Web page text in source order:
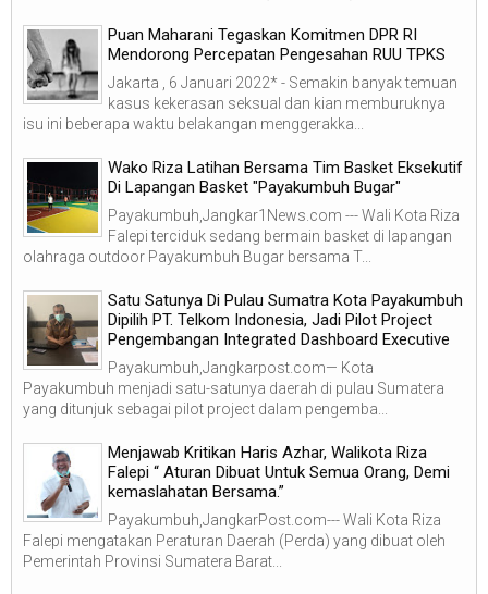
Puan Maharani Tegaskan Komitmen DPR RI
Mendorong Percepatan Pengesahan RUU TPKS
Jakarta , 6 Januari 2022* - Semakin banyak temuan
kasus kekerasan seksual dan kian memburuknya
isu ini beberapa waktu belakangan menggerakka...
Wako Riza Latihan Bersama Tim Basket Eksekutif
Di Lapangan Basket "Payakumbuh Bugar"
Payakumbuh,Jangkar1News.com --- Wali Kota Riza
Falepi terciduk sedang bermain basket di lapangan
olahraga outdoor Payakumbuh Bugar bersama T...
Satu Satunya Di Pulau Sumatra Kota Payakumbuh
Dipilih PT. Telkom Indonesia, Jadi Pilot Project
Pengembangan Integrated Dashboard Executive
Payakumbuh,Jangkarpost.com— Kota
Payakumbuh menjadi satu-satunya daerah di pulau Sumatera
yang ditunjuk sebagai pilot project dalam pengemba...
Menjawab Kritikan Haris Azhar, Walikota Riza
Falepi “ Aturan Dibuat Untuk Semua Orang, Demi
kemaslahatan Bersama.”
Payakumbuh,JangkarPost.com--- Wali Kota Riza
Falepi mengatakan Peraturan Daerah (Perda) yang dibuat oleh
Pemerintah Provinsi Sumatera Barat...